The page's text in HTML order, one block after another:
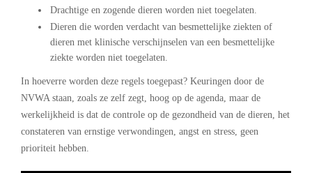
Drachtige en zogende dieren worden niet toegelaten.
Dieren die worden verdacht van besmettelijke ziekten of
dieren met klinische verschijnselen van een besmettelijke
ziekte worden niet toegelaten.
In hoeverre worden deze regels toegepast? Keuringen door de
NVWA staan, zoals ze zelf zegt, hoog op de agenda, maar de
werkelijkheid is dat de controle op de gezondheid van de dieren, het
constateren van ernstige verwondingen, angst en stress, geen
prioriteit hebben.